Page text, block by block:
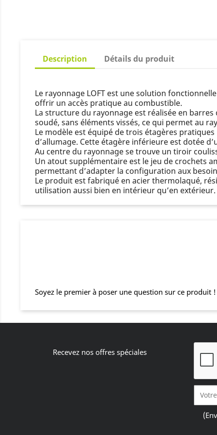
Description Détails du produit
Le rayonnage LOFT est une solution
offrir un accès pratique au combustible.
La structure du rayonnage est réalisée en
soudé, sans éléments vissés, ce qui permet au
Le modèle est équipé de trois étagères
d’allumage. Cette étagère inférieure est dotée
Au centre du rayonnage se trouve un tiroir
Un atout supplémentaire est le jeu de crochets
permettant d’adapter la configuration aux
Le produit est fabriqué en acier thermolaqué,
utilisation aussi bien en intérieur qu’en extérieur.
Soyez le premier à poser une question sur ce produit !
Recevez nos offres spéciales